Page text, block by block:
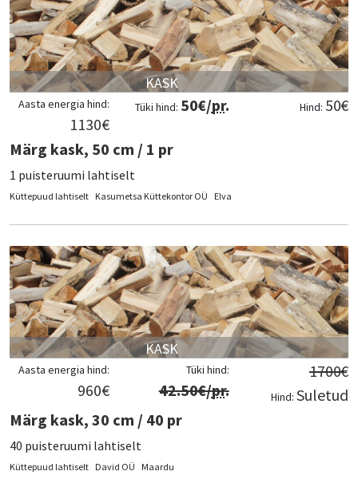
KASK
Hind: 50€
Tüki hind: 50€/pr.
Aasta energia hind:
1130€
Märg kask, 50 cm / 1 pr
1 puisteruumi lahtiselt
Küttepuud lahtiselt Kasumetsa Küttekontor OÜ Elva
KASK
Hind:
1700€
Suletud
Tüki hind:
42.50€/pr.
Aasta energia hind:
960€
Märg kask, 30 cm / 40 pr
40 puisteruumi lahtiselt
Küttepuud lahtiselt David OÜ Maardu